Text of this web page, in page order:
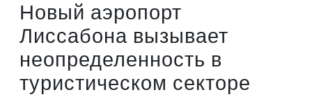
Новый аэропорт
Лиссабона вызывает
неопределенность в
туристическом секторе